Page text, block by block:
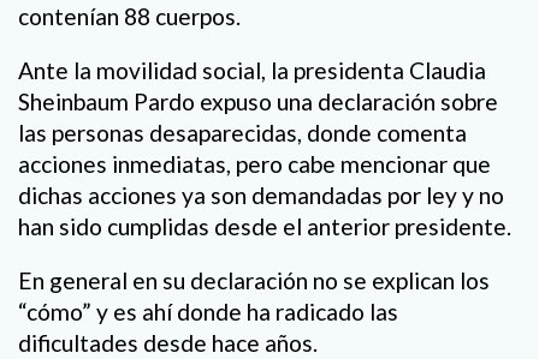
contenían 88 cuerpos.
Ante la movilidad social, la presidenta Claudia
Sheinbaum Pardo expuso una declaración sobre
las personas desaparecidas, donde comenta
acciones inmediatas, pero cabe mencionar que
dichas acciones ya son demandadas por ley y no
han sido cumplidas desde el anterior presidente.
En general en su declaración no se explican los
“cómo” y es ahí donde ha radicado las
dificultades desde hace años.